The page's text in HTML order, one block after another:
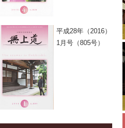
平成28年（2016）
1月号（805号）